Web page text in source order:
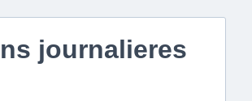
journalieres